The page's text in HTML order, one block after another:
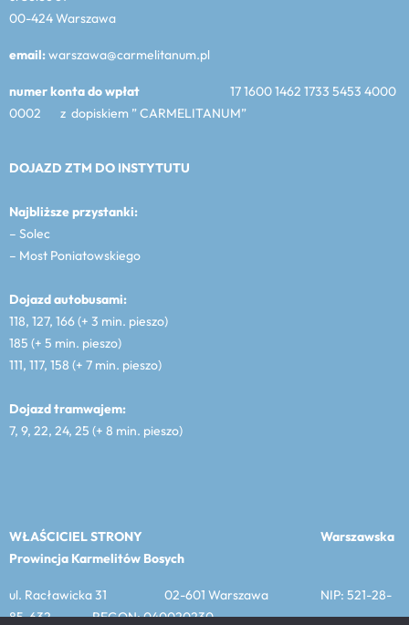
00-424 Warszawa
email:warszawa@carmelitanum.pl
numer konta do wpłat 17 1600 1462 1733 5453 4000
0002 z dopiskiem ” CARMELITANUM”
DOJAZD ZTM DO INSTYTUTU
Najbliższe przystanki:
– Solec
– Most Poniatowskiego
Dojazd autobusami:
118, 127, 166 (+ 3 min. pieszo)
185 (+ 5 min. pieszo)
111, 117, 158 (+ 7 min. pieszo)
Dojazd tramwajem:
7, 9, 22, 24, 25 (+ 8 min. pieszo)
WŁAŚCICIEL STRONY Warszawska
Prowincja Karmelitów Bosych
ul. Racławicka 31 02-601 Warszawa NIP: 521-28-
85-632 REGON: 040020230